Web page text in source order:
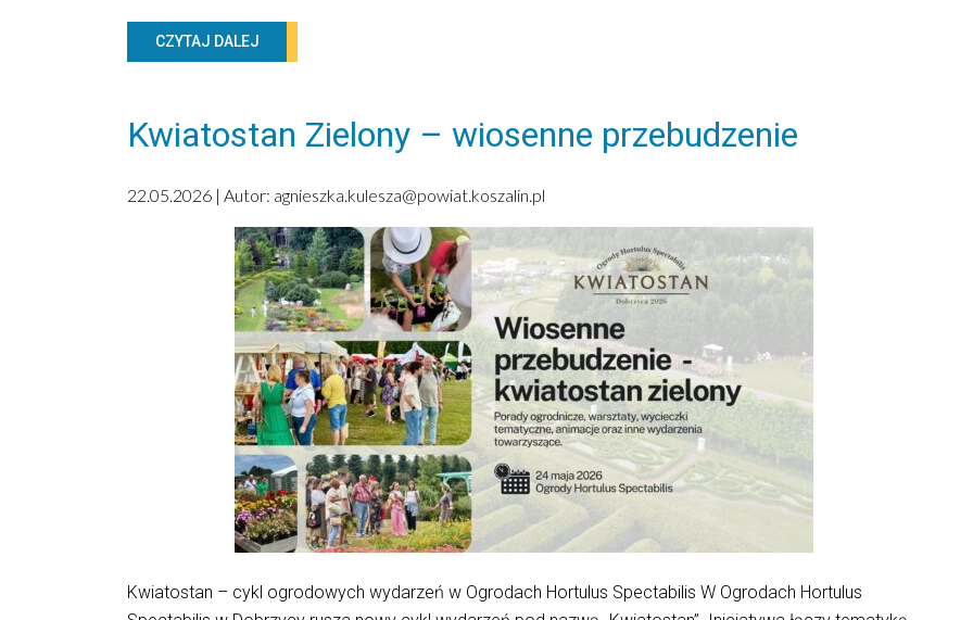
CZYTAJ DALEJ
Kwiatostan Zielony – wiosenne przebudzenie
22.05.2026 | Autor: agnieszka.kulesza@powiat.koszalin.pl
Kwiatostan – cykl ogrodowych wydarzeń w Ogrodach Hortulus Spectabilis W Ogrodach Hortulus